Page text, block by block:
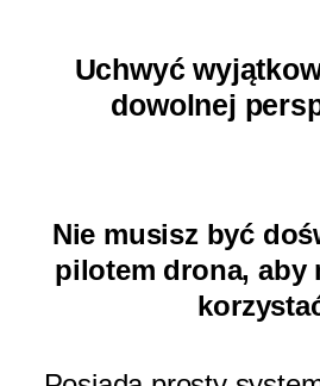
Uchwyć
dowolnej
Nie musisz być
pilotem drona, aby